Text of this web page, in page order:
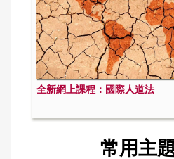
全新網上課程：國際人道法
常用主